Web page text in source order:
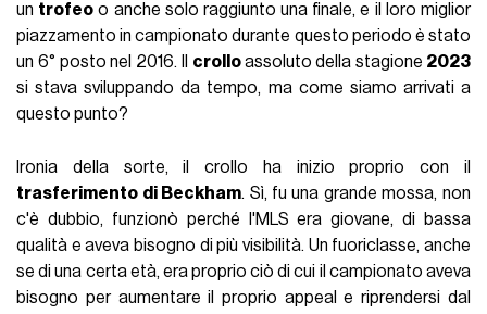
un trofeo o anche solo raggiunto una finale, e il loro miglior
piazzamento in campionato durante questo periodo è stato
un 6° posto nel 2016. Il crolloassoluto della stagione 2023
si stava sviluppando da tempo, ma come siamo arrivati a
questo punto?
Ironia della sorte, il crollo ha inizio proprio con il
trasferimento di Beckham. Sì, fu una grande mossa, non
c'è dubbio, funzionò perché l'MLS era giovane, di bassa
qualità e aveva bisogno di più visibilità. Un fuoriclasse, anche
se di una certa età, era proprio ciò di cui il campionato aveva
bisogno per aumentare il proprio appeal e riprendersi dal